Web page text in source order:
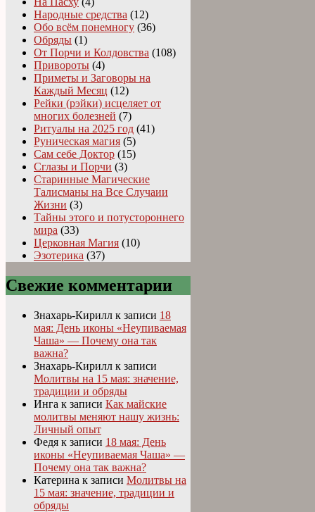
Народные средства (12)
Обо всём понемногу (36)
Обряды (1)
От Порчи и Колдовства (108)
Привороты (4)
Приметы и Заговоры на
Каждый Месяц (12)
Рейки (рэйки) исцеляет от
многих болезней (7)
Ритуалы на 2025 год (41)
Руническая магия (5)
Сам себе Доктор (15)
Сглазы и Порчи (3)
Старинные Магические
Талисманы на Все Случаии
Жизни (3)
Тайны этого и потустороннего
мира (33)
Церковная Магия (10)
Эзотерика (37)
Свежие комментарии
Знахарь-Кирилл к записи 18
мая: День иконы «Неупиваемая
Чаша» — Почему она так
важна?
Знахарь-Кирилл к записи
Молитвы на 15 мая: значение,
традиции и обряды
Инга к записи Как майские
молитвы меняют нашу жизнь:
Личный опыт
Федя к записи 18 мая: День
иконы «Неупиваемая Чаша» —
Почему она так важна?
Катерина к записи Молитвы на
15 мая: значение, традиции и
обряды